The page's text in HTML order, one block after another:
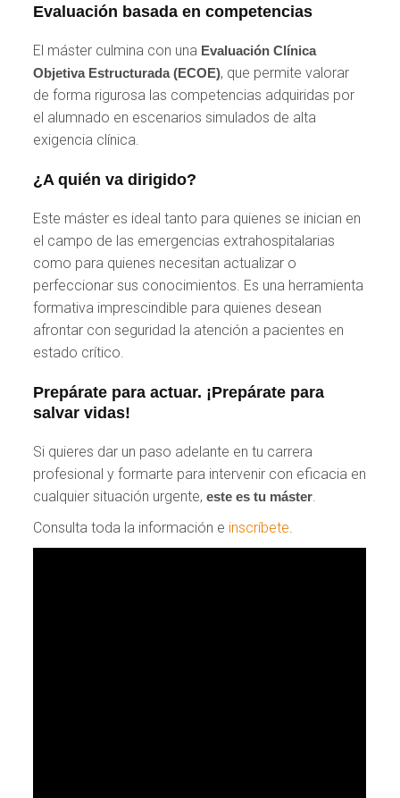
Evaluación basada en competencias
El máster culmina con una Evaluación Clínica
Objetiva Estructurada (ECOE), que permite valorar
de forma rigurosa las competencias adquiridas por
el alumnado en escenarios simulados de alta
exigencia clínica.
¿A quién va dirigido?
Este máster es ideal tanto para quienes se inician en
el campo de las emergencias extrahospitalarias
como para quienes necesitan actualizar o
perfeccionar sus conocimientos. Es una herramienta
formativa imprescindible para quienes desean
afrontar con seguridad la atención a pacientes en
estado crítico.
Prepárate para actuar. ¡Prepárate para
salvar vidas!
Si quieres dar un paso adelante en tu carrera
profesional y formarte para intervenir con eficacia en
cualquier situación urgente,este es tu máster
Consulta toda la información e inscríbete